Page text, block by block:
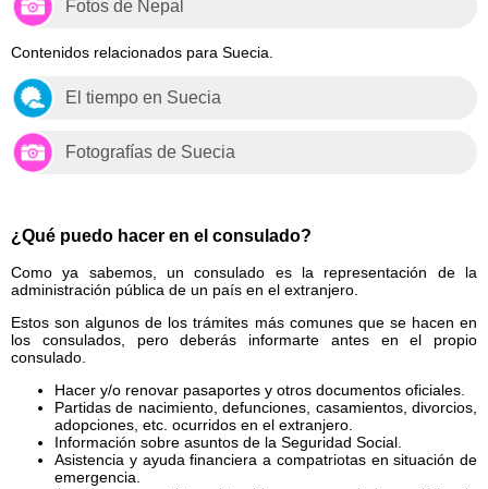
Fotos de Nepal
Contenidos relacionados para Suecia.
El tiempo en Suecia
Fotografías de Suecia
¿Qué puedo hacer en el consulado?
Como ya sabemos, un consulado es la representación de la
administración pública de un país en el extranjero.
Estos son algunos de los trámites más comunes que se hacen en
los consulados, pero deberás informarte antes en el propio
consulado.
Hacer y/o renovar pasaportes y otros documentos oficiales.
Partidas de nacimiento, defunciones, casamientos, divorcios,
adopciones, etc. ocurridos en el extranjero.
Información sobre asuntos de la Seguridad Social.
Asistencia y ayuda financiera a compatriotas en situación de
emergencia.